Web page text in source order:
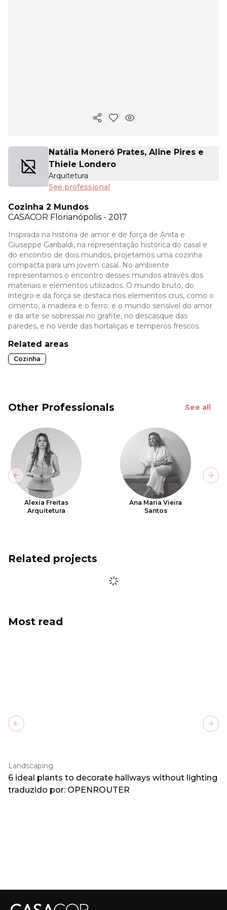
Copy ink
Natália Moneró Prates, Aline Pires e
Thiele Londero
Arquitetura
See professional
Cozinha 2 Mundos
CASACOR Florianópolis - 2017
Inspirada na história de amor e de força de Anita e
Giuseppe Garibaldi, na representação histórica do casal e
do encontro de dois mundos, projetamos uma cozinha
compacta para um jovem casal. No ambiente
representamos o encontro desses mundos através dos
materiais e elementos utilizados. O mundo bruto, do
íntegro e da força se destaca nos elementos crus, como o
cimento, a madeira e o ferro; e o mundo sensível do amor
e da arte se sobressai no grafite, no descasque das
paredes, e no verde das hortaliças e temperos frescos.
Related areas
Cozinha
Other Professionals See all
Alexia Freitas
Arquitetura
Ana Maria Vieira
Santos
Previous slide
Related projects
Most read
Landscaping
6 ideal plants to decorate hallways without lighting
traduzido por: OPENROUTER
Previous slide